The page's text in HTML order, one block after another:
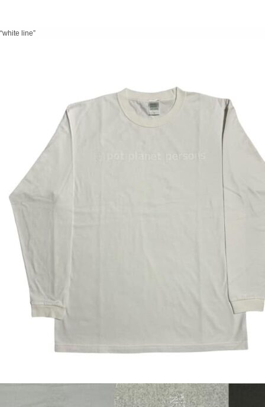
“white line”